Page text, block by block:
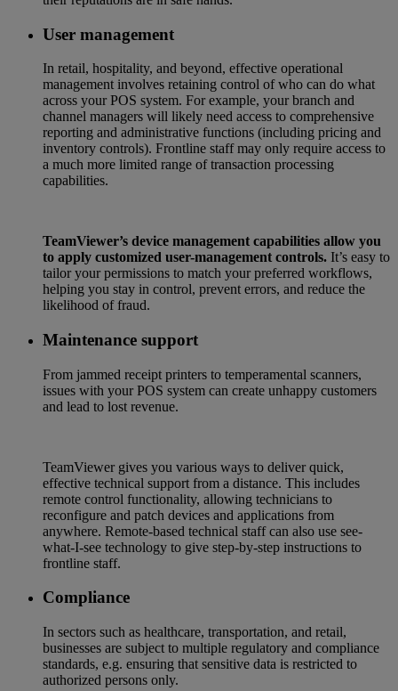
User management
In retail, hospitality, and beyond, effective operational
management involves retaining control of who can do what
across your POS system. For example, your branch and
channel managers will likely need access to comprehensive
reporting and administrative functions (including pricing and
inventory controls). Frontline staff may only require access to
a much more limited range of transaction processing
capabilities.
TeamViewer’s device management capabilities allow you
to apply customized user-management controls. It’s easy to
tailor your permissions to match your preferred workflows,
helping you stay in control, prevent errors, and reduce the
likelihood of fraud.
Maintenance support
From jammed receipt printers to temperamental scanners,
issues with your POS system can create unhappy customers
and lead to lost revenue.
TeamViewer gives you various ways to deliver quick,
effective technical support from a distance. This includes
remote control functionality, allowing technicians to
reconfigure and patch devices and applications from
anywhere. Remote-based technical staff can also use see-
what-I-see technology to give step-by-step instructions to
frontline staff.
Compliance
In sectors such as healthcare, transportation, and retail,
businesses are subject to multiple regulatory and compliance
standards, e.g. ensuring that sensitive data is restricted to
authorized persons only.